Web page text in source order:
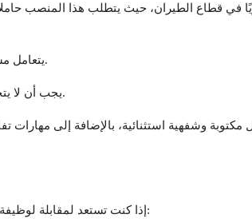
في قطاع الطيران، حيث يتطلب هذا المنصب
يتعامل مسؤول المبيعات مع الشركات ويقوم بتطوير العلاقات التجارية لتحقيق أهداف المبيعات.
يجب أن لا يتجاوز عمر المتقدم 35 عامًا، وأن يكون لديه معرفة ممتازة ببرامج مايكروسوفت أوفيس.
مكتوبة وشفهية استثنائية، بالإضافة إلى
إذا كنت تستعد لمقابلة لوظيفة مسئولي مبيعات الشركات في العربية للطيران، من المهم أن تركز على الأمور التالية: